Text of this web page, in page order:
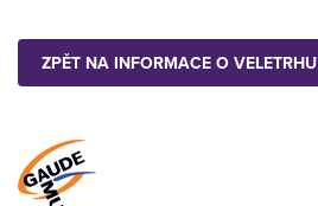
ZPĚT NA INFORMACE O VELETRHU